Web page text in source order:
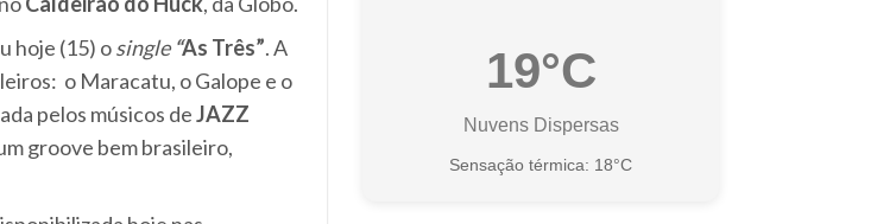
hoje (15) osingle“As Três”. A
o Maracatu, o Galope e o
pelos músicos deJAZZ
groove bem brasileiro,
19°C
Nuvens Dispersas
Sensação térmica: 18°C